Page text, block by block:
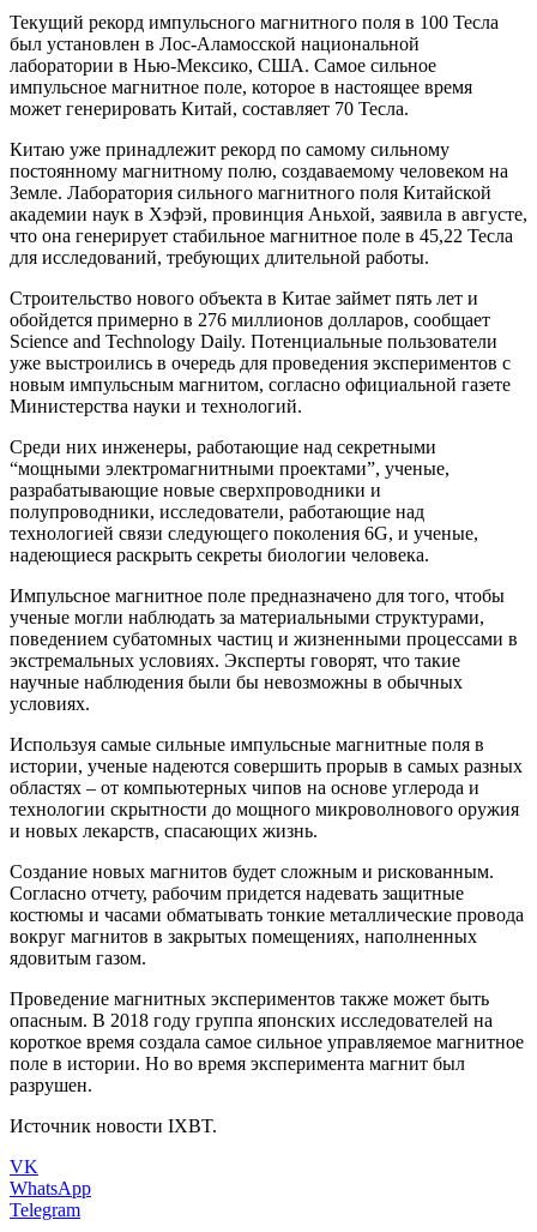
Текущий рекорд импульсного магнитного поля в 100 Тесла
был установлен в Лос-Аламосской национальной
лаборатории в Нью-Мексико, США. Самое сильное
импульсное магнитное поле, которое в настоящее время
может генерировать Китай, составляет 70 Тесла.
Китаю уже принадлежит рекорд по самому сильному
постоянному магнитному полю, создаваемому человеком на
Земле. Лаборатория сильного магнитного поля Китайской
академии наук в Хэфэй, провинция Аньхой, заявила в августе,
что она генерирует стабильное магнитное поле в 45,22 Тесла
для исследований, требующих длительной работы.
Строительство нового объекта в Китае займет пять лет и
обойдется примерно в 276 миллионов долларов, сообщает
Science and Technology Daily. Потенциальные пользователи
уже выстроились в очередь для проведения экспериментов с
новым импульсным магнитом, согласно официальной газете
Министерства науки и технологий.
Среди них инженеры, работающие над секретными
“мощными электромагнитными проектами”, ученые,
разрабатывающие новые сверхпроводники и
полупроводники, исследователи, работающие над
технологией связи следующего поколения 6G, и ученые,
надеющиеся раскрыть секреты биологии человека.
Импульсное магнитное поле предназначено для того, чтобы
ученые могли наблюдать за материальными структурами,
поведением субатомных частиц и жизненными процессами в
экстремальных условиях. Эксперты говорят, что такие
научные наблюдения были бы невозможны в обычных
условиях.
Используя самые сильные импульсные магнитные поля в
истории, ученые надеются совершить прорыв в самых разных
областях – от компьютерных чипов на основе углерода и
технологии скрытности до мощного микроволнового оружия
и новых лекарств, спасающих жизнь.
Создание новых магнитов будет сложным и рискованным.
Согласно отчету, рабочим придется надевать защитные
костюмы и часами обматывать тонкие металлические провода
вокруг магнитов в закрытых помещениях, наполненных
ядовитым газом.
Проведение магнитных экспериментов также может быть
опасным. В 2018 году группа японских исследователей на
короткое время создала самое сильное управляемое магнитное
поле в истории. Но во время эксперимента магнит был
разрушен.
Источник новости IXBT.
VK
WhatsApp
Telegram